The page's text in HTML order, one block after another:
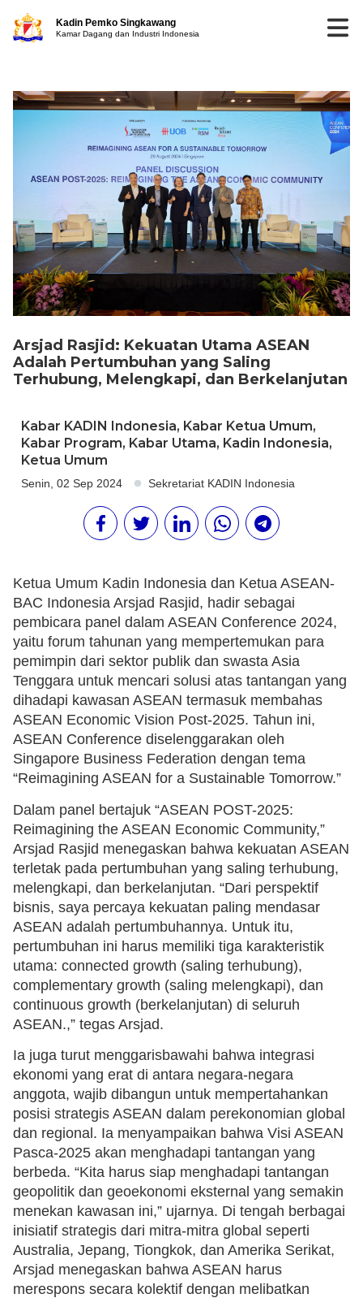
Kadin Pemko Singkawang
Kamar Dagang dan Industri Indonesia
Arsjad Rasjid: Kekuatan Utama ASEAN
Adalah Pertumbuhan yang Saling
Terhubung, Melengkapi, dan Berkelanjutan
Kabar KADIN Indonesia, Kabar Ketua Umum,
Kabar Program, Kabar Utama, Kadin Indonesia,
Ketua Umum
Senin, 02 Sep 2024 Sekretariat KADIN Indonesia
Ketua Umum Kadin Indonesia dan Ketua ASEAN-
BAC Indonesia Arsjad Rasjid, hadir sebagai
pembicara panel dalam ASEAN Conference 2024,
yaitu forum tahunan yang mempertemukan para
pemimpin dari sektor publik dan swasta Asia
Tenggara untuk mencari solusi atas tantangan yang
dihadapi kawasan ASEAN termasuk membahas
ASEAN Economic Vision Post-2025. Tahun ini,
ASEAN Conference diselenggarakan oleh
Singapore Business Federation dengan tema
“Reimagining ASEAN for a Sustainable Tomorrow.”
Dalam panel bertajuk “ASEAN POST-2025:
Reimagining the ASEAN Economic Community,”
Arsjad Rasjid menegaskan bahwa kekuatan ASEAN
terletak pada pertumbuhan yang saling terhubung,
melengkapi, dan berkelanjutan. “Dari perspektif
bisnis, saya percaya kekuatan paling mendasar
ASEAN adalah pertumbuhannya. Untuk itu,
pertumbuhan ini harus memiliki tiga karakteristik
utama: connected growth (saling terhubung),
complementary growth (saling melengkapi), dan
continuous growth (berkelanjutan) di seluruh
ASEAN.,” tegas Arsjad.
Ia juga turut menggarisbawahi bahwa integrasi
ekonomi yang erat di antara negara-negara
anggota, wajib dibangun untuk mempertahankan
posisi strategis ASEAN dalam perekonomian global
dan regional. Ia menyampaikan bahwa Visi ASEAN
Pasca-2025 akan menghadapi tantangan yang
berbeda. “Kita harus siap menghadapi tantangan
geopolitik dan geoekonomi eksternal yang semakin
menekan kawasan ini,” ujarnya. Di tengah berbagai
inisiatif strategis dari mitra-mitra global seperti
Australia, Jepang, Tiongkok, dan Amerika Serikat,
Arsjad menegaskan bahwa ASEAN harus
merespons secara kolektif dengan melibatkan